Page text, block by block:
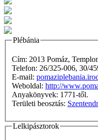
Plébánia
Cím: 2013 Pomáz,
Telefon: 26/325-006, 30/
E-mail:
Weboldal: http://
Anyakönyvek: 1771-től.
Területi beosztás:
Lelkipásztorok